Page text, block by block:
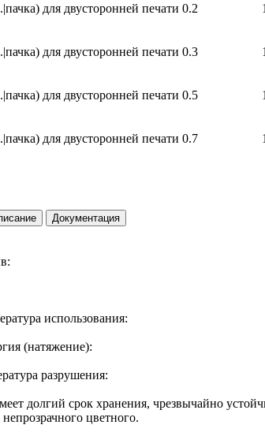
для двусторонней печати 0.2
для двусторонней печати 0.3
для двусторонней печати 0.5
для двусторонней печати 0.7
Документация
использования:
(натяжение):
разрушения:
долгий срок хранения, чрезвычайно
цветного.